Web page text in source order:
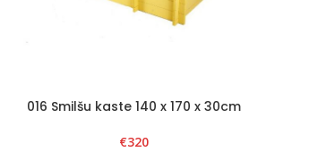
016 Smilšu kaste 140 x 170 x 30cm
€320